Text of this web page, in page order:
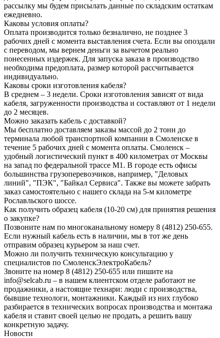
рассылку мы будем присылать данные по складским остаткам
ежедневно.
Каковы условия оплаты?
Оплата производится только безналично, не позднее 3
рабочих дней с момента выставления счета. Если вы опоздали
с переводом, мы вернем деньги за вычетом реально
понесенных издержек. Для запуска заказа в производство
необходима предоплата, размер которой рассчитывается
индивидуально.
Каковы сроки изготовления кабеля?
В среднем – 3 недели. Сроки изготовления зависят от вида
кабеля, загруженности производства и составляют от 1 недели
до 2 месяцев.
Можно заказать кабель с доставкой?
Мы бесплатно доставляем заказы массой до 2 тонн до
терминала любой транспортной компании в Смоленске в
течение 5 рабочих дней с момента оплаты. Смоленск –
удобный логистический пункт в 400 километрах от Москвы
на запад по федеральной трассе М1. В городе есть офисы
большинства грузоперевозчиков, например, "Деловых
линий", "ПЭК", "Байкал Сервиса". Также вы можете забрать
заказ самостоятельно с нашего склада на 5-м километре
Рославльского шоссе.
Как получить образец кабеля (10-20 см) для принятия решения
о закупке?
Позвоните нам по многоканальному номеру 8 (4812) 250-655.
Если нужный кабель есть в наличии, мы в тот же день
отправим образец курьером за наш счет.
Можно ли получить техническую консультацию у
специалистов по СмоленскЭлектроКабель?
Звоните на номер 8 (4812) 250-655 или пишите на
info@selcab.ru – в нашем клиентском отделе работают не
продажники, а настоящие технари: люди с производства,
бывшие технологи, монтажники. Каждый из них глубоко
разбирается в технических вопросах производства и монтажа
кабеля и ставит своей целью не продать, а решить вашу
конкретную задачу.
Новости